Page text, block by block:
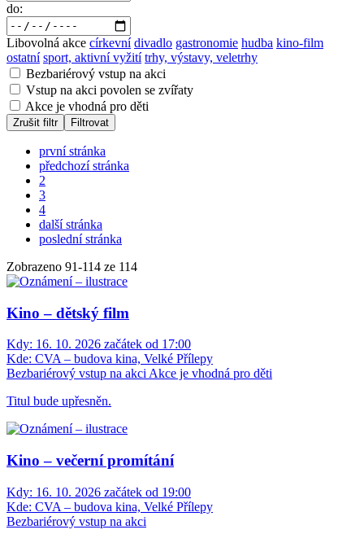
do:
Libovolná akce církevní divadlo gastronomie hudba kino-film
ostatní sport, aktivní vyžití trhy, výstavy, veletrhy
Bezbariérový vstup na akci
Vstup na akci povolen se zvířaty
Akce je vhodná pro děti
Zrušit filtr Filtrovat
první stránka
předchozí stránka
2
3
4
další stránka
poslední stránka
Zobrazeno 91-114 ze 114
Kino – dětský film
Kdy: 16. 10. 2026 začátek od 17:00
Kde: CVA – budova kina, Velké Přílepy
Bezbariérový vstup na akci Akce je vhodná pro děti
Titul bude upřesněn.
Kino – večerní promítání
Kdy: 16. 10. 2026 začátek od 19:00
Kde: CVA – budova kina, Velké Přílepy
Bezbariérový vstup na akci